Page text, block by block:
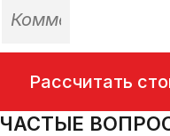
Рассчитать
ЧАСТЫЕ